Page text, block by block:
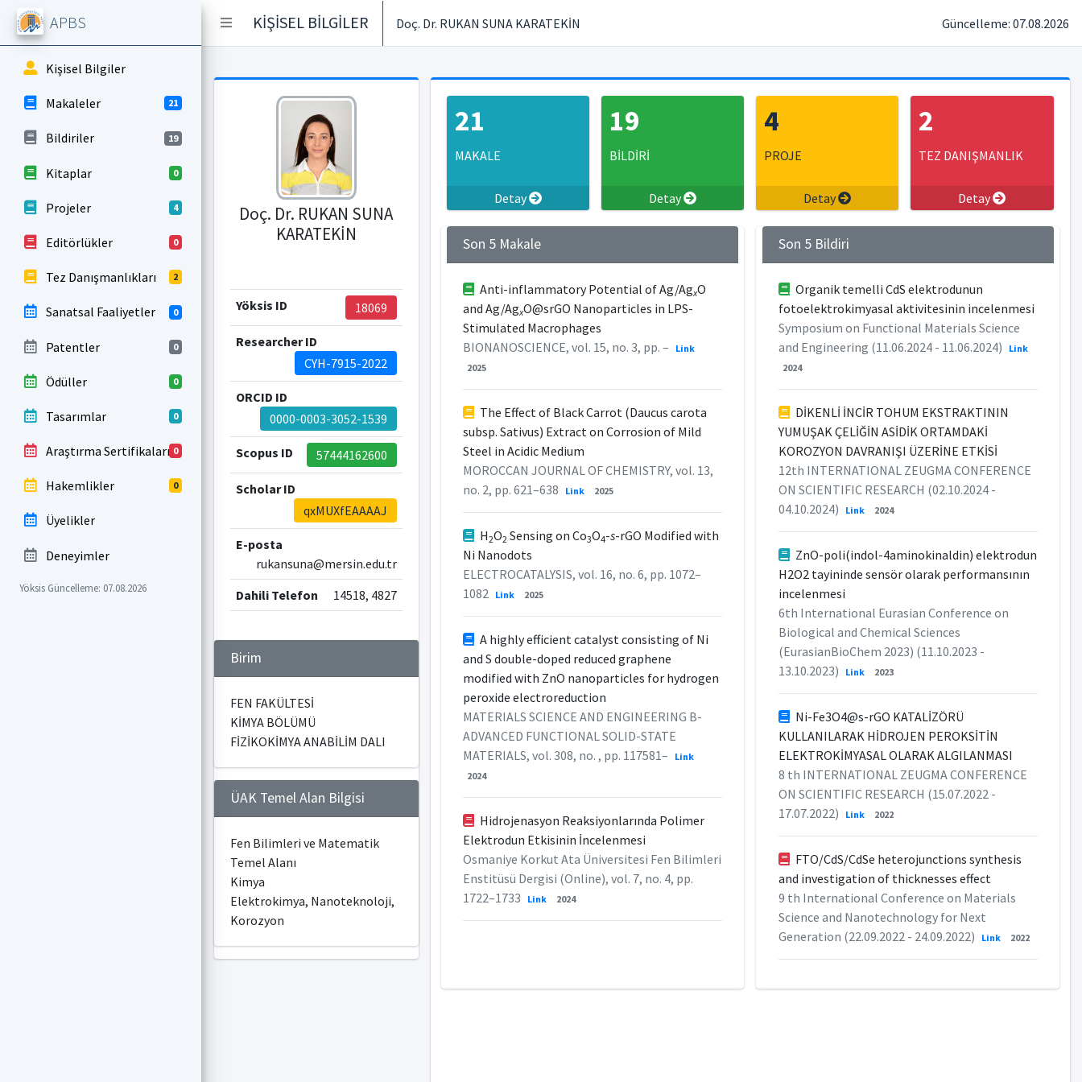
KİŞİSEL BİLGİLER Doç. Dr. RUKAN SUNA KARATEKİN Güncelleme: 07.08.2026
APBS
Kişisel Bilgiler
Makaleler 21
Bildiriler 19
Kitaplar 0
Projeler 4
Editörlükler 0
Tez Danışmanlıkları 2
Sanatsal Faaliyetler 0
Patentler 0
Ödüller 0
Tasarımlar 0
Araştırma Sertifikaları 0
Hakemlikler 0
Üyelikler
Deneyimler
Yöksis Güncelleme: 07.08.2026
Doç. Dr. RUKAN SUNA
KARATEKİN
Yöksis ID 18069
Researcher ID
CYH-7915-2022
ORCID ID
0000-0003-3052-1539
Scopus ID 57444162600
Scholar ID
qxMUXfEAAAAJ
E-posta
rukansuna@mersin.edu.tr
Dahili Telefon
14518, 4827
Birim
FEN FAKÜLTESİ
KİMYA BÖLÜMÜ
FİZİKOKİMYA ANABİLİM DALI
ÜAK Temel Alan Bilgisi
Fen Bilimleri ve Matematik
Temel Alanı
Kimya
Elektrokimya, Nanoteknoloji,
Korozyon
21
MAKALE
Detay
19
BİLDİRİ
Detay
4
PROJE
Detay
2
TEZ DANIŞMANLIK
Detay
Son 5 Makale
Anti-inflammatory Potential of Ag/AgxO
and Ag/AgxO@srGO Nanoparticles in LPS-
Stimulated Macrophages
BIONANOSCIENCE, vol. 15, no. 3, pp. –
Link
2025
The Effect of Black Carrot (Daucus carota
subsp. Sativus) Extract on Corrosion of Mild
Steel in Acidic Medium
MOROCCAN JOURNAL OF CHEMISTRY, vol. 13,
no. 2, pp. 621–638
Link 2025
H2O2 Sensing on Co3O4-s-rGO Modified with
Ni Nanodots
ELECTROCATALYSIS, vol. 16, no. 6, pp. 1072–
1082 Link 2025
A highly efficient catalyst consisting of Ni
and S double-doped reduced graphene
modified with ZnO nanoparticles for hydrogen
peroxide electroreduction
MATERIALS SCIENCE AND ENGINEERING B-
ADVANCED FUNCTIONAL SOLID-STATE
MATERIALS, vol. 308, no. , pp. 117581–
Link
2024
Hidrojenasyon Reaksiyonlarında Polimer
Elektrodun Etkisinin İncelenmesi
Osmaniye Korkut Ata Üniversitesi Fen Bilimleri
Enstitüsü Dergisi (Online), vol. 7, no. 4, pp.
1722–1733
Link 2024
Son 5 Bildiri
Organik temelli CdS elektrodunun
fotoelektrokimyasal aktivitesinin incelenmesi
Symposium on Functional Materials Science
and Engineering (11.06.2024 - 11.06.2024)
Link
2024
DİKENLİ İNCİR TOHUM EKSTRAKTININ
YUMUŞAK ÇELİĞİN ASİDİK ORTAMDAKİ
KOROZYON DAVRANIŞI ÜZERİNE ETKİSİ
12th INTERNATIONAL ZEUGMA CONFERENCE
ON SCIENTIFIC RESEARCH (02.10.2024 -
04.10.2024)
Link 2024
ZnO-poli(indol-4aminokinaldin) elektrodun
H2O2 tayininde sensör olarak performansının
incelenmesi
6th International Eurasian Conference on
Biological and Chemical Sciences
(EurasianBioChem 2023) (11.10.2023 -
13.10.2023)
Link 2023
Ni-Fe3O4@s-rGO KATALİZÖRÜ
KULLANILARAK HİDROJEN PEROKSİTİN
ELEKTROKİMYASAL OLARAK ALGILANMASI
8 th INTERNATIONAL ZEUGMA CONFERENCE
ON SCIENTIFIC RESEARCH (15.07.2022 -
17.07.2022)
Link 2022
FTO/CdS/CdSe heterojunctions synthesis
and investigation of thicknesses effect
9 th International Conference on Materials
Science and Nanotechnology for Next
Generation (22.09.2022 - 24.09.2022)
Link 2022